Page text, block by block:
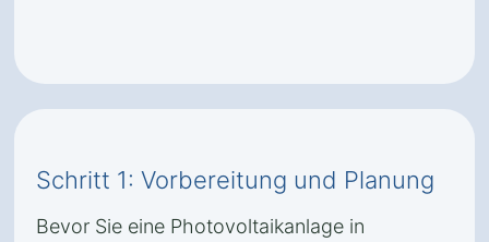
Schritt 1: Vorbereitung und Planung
Bevor Sie eine Photovoltaikanlage in